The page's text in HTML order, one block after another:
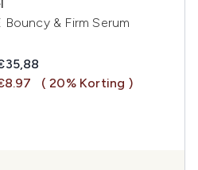
Bouncy & Firm Serum
Retail Price:
prijs:
( 20% Korting )